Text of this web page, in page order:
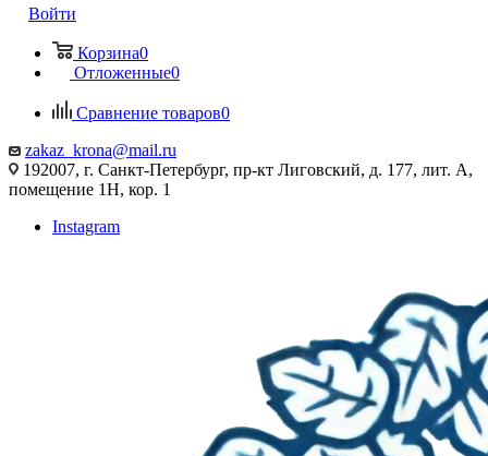
Войти
Корзина0
Отложенные0
Сравнение товаров0
zakaz_krona@mail.ru
192007, г. Санкт-Петербург, пр-кт Лиговский, д. 177, лит. А,
помещение 1Н, кор. 1
Instagram